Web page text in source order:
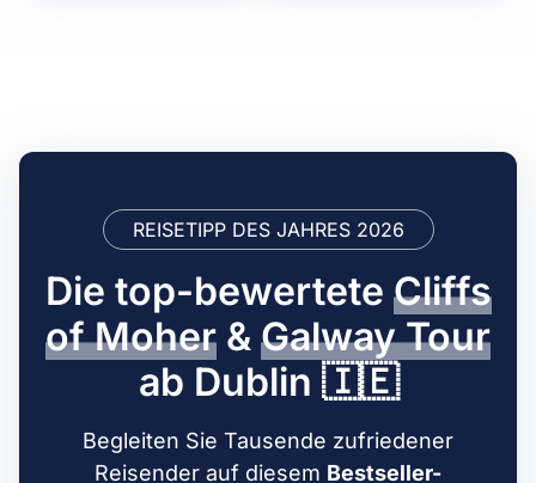
REISETIPP DES JAHRES 2026
Die top-bewertete Cliffs
of Moher & Galway Tour
ab Dublin 🇮🇪
Begleiten Sie Tausende zufriedener
Reisender auf diesem Bestseller-